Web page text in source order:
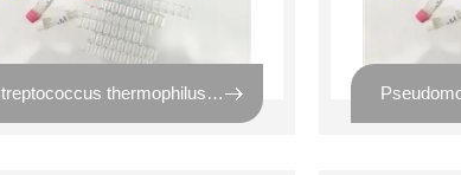
Streptococcus thermophilus嗜热链球菌探针法荧光定量PCR试剂盒